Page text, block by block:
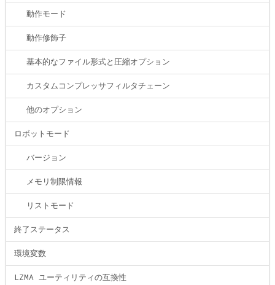
動作モード
動作修飾子
基本的なファイル形式と圧縮オプション
カスタムコンプレッサフィルタチェーン
他のオプション
ロボットモード
バージョン
メモリ制限情報
リストモード
終了ステータス
環境変数
LZMA ユーティリティの互換性